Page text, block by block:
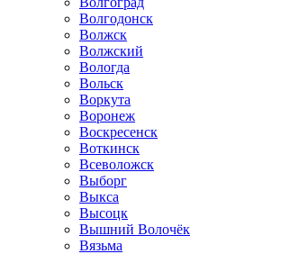
Волгодонск
Волжск
Волжский
Вологда
Вольск
Воркута
Воронеж
Воскресенск
Воткинск
Всеволожск
Выборг
Выкса
Высоцк
Вышний Волочёк
Вязьма